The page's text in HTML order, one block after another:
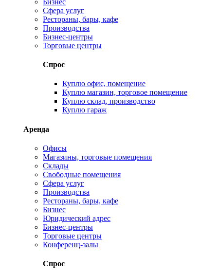
Сфера услуг
Рестораны, бары, кафе
Производства
Бизнес-центры
Торговые центры
Спрос
Куплю офис, помещение
Куплю магазин, торговое помещение
Куплю склад, производство
Куплю гараж
Аренда
Офисы
Магазины, торговые помещения
Склады
Свободные помещения
Сфера услуг
Производства
Рестораны, бары, кафе
Бизнес
Юридический адрес
Бизнес-центры
Торговые центры
Конференц-залы
Спрос